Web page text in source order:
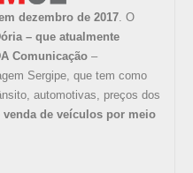
dezembro de 2017 . O
– que atualmente
Comunicação –
Sergipe, que tem como
automotivas, preços dos
venda de veículos por meio